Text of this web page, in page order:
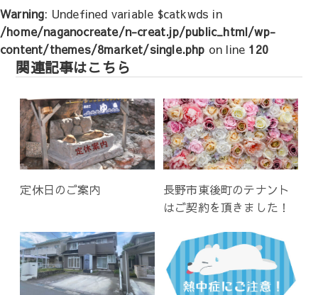
ー
シ
ョ
ン
Warning: Undefined variable $catkwds in
/home/naganocreate/n-creat.jp/public_html/wp-
content/themes/8market/single.php on line 120
関連記事はこちら
定休日のご案内
長野市東後町のテナント
はご契約を頂きました！